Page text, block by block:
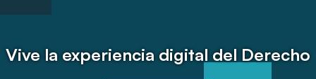
Vive la experiencia digital del Derecho